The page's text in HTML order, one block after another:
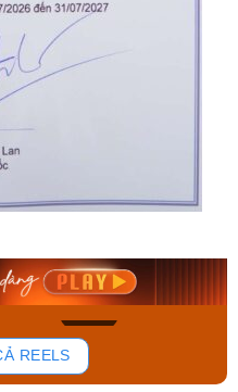
Casio Nam MTS-
Mua ngay
REELS